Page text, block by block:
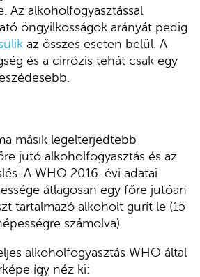
Az alkoholfogyasztással
öngyilkosságok arányát pedig
az összes eseten belül. A
és a cirrózis tehát csak egy
másik legelterjedtebb
jutó alkoholfogyasztás és az
A WHO 2016. évi adatai
átlagosan egy főre jutóan
tartalmazó alkoholt gurít le (15
számolva).
alkoholfogyasztás WHO által
így néz ki: